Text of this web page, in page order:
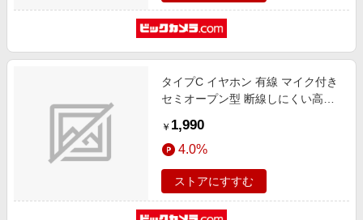
/USB]
タイプC イヤホン 有線 マイク付き
セミオープン型 断線しにくい高耐
C ポート搭載 iPhone iPad Pixel
AQUOS Xperia Galaxy Android 他
対応 】 ピンク ピンク EHP-
DF13IMPN [インナーイヤー型
/USB]
￥ 1,990
4.0%
ストアにすすむ